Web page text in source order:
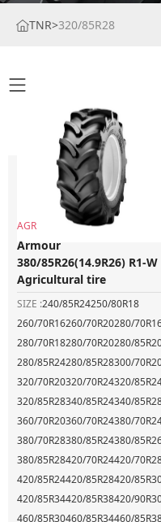
TNR>320/85R28
AGR
Armour
380/85R26(14.9R26) R1-W
Agricultural tire
SIZE :240/85R24250/80R18
260/70R16260/70R20280/
280/70R18280/70R20280/
280/85R24280/85R28300/
320/70R20320/70R24320/
320/85R28340/85R24340/
360/70R20360/70R24380/
380/70R28380/85R24380/
380/85R28420/70R24420/
420/85R24420/85R28420/
420/85R34420/85R38420/
460/85R30460/85R34460/